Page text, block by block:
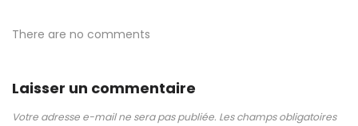
There are no comments
Laisser un commentaire
Votre adresse e-mail ne sera pas publiée. Les champs obligatoires